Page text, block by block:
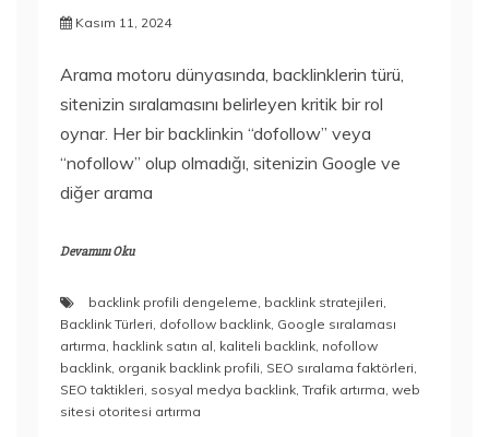
Kasım 11, 2024
Arama motoru dünyasında, backlinklerin türü,
sitenizin sıralamasını belirleyen kritik bir rol
oynar. Her bir backlinkin “dofollow” veya
“nofollow” olup olmadığı, sitenizin Google ve
diğer arama
Devamını Oku
backlink profili dengeleme backlink stratejileri
Backlink Türleri dofollow backlink Google sıralaması
artırma hacklink satın al kaliteli backlink nofollow
backlink organik backlink profili SEO sıralama faktörleri
SEO taktikleri sosyal medya backlink Trafik artırma web
sitesi otoritesi artırma